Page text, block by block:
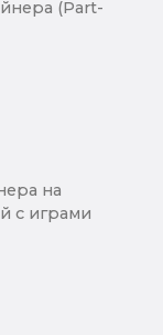
(Part-
на
с играми